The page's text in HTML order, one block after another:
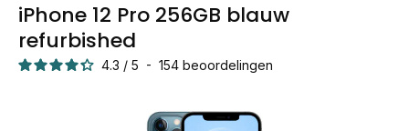
iPhone 12 Pro 256GB blauw
refurbished
4.3 / 5 - 154 beoordelingen